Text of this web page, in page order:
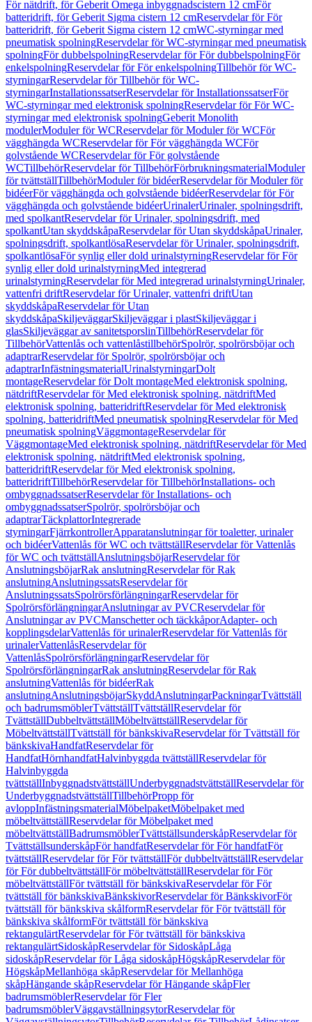
För nätdrift, för Geberit Omega inbyggnadscistern 12 cmFör
batteridrift, för Geberit Sigma cistern 12 cmReservdelar för För
batteridrift, för Geberit Sigma cistern 12 cmWC-styrningar med
pneumatisk spolningReservdelar för WC-styrningar med pneumatisk
spolningFör dubbelspolningReservdelar för För dubbelspolningFör
enkelspolningReservdelar för För enkelspolningTillbehör för WC-
styrningarReservdelar för Tillbehör för WC-
styrningarInstallationssatserReservdelar för InstallationssatserFör
WC-styrningar med elektronisk spolningReservdelar för För WC-
styrningar med elektronisk spolningGeberit Monolith
modulerModuler för WCReservdelar för Moduler för WCFör
vägghängda WCReservdelar för För vägghängda WCFör
golvstående WCReservdelar för För golvstående
WCTillbehörReservdelar för TillbehörFörbrukningsmaterialModuler
för tvättställTillbehörModuler för bidéerReservdelar för Moduler för
bidéerFör vägghängda och golvstående bidéerReservdelar för För
vägghängda och golvstående bidéerUrinalerUrinaler, spolningsdrift,
med spolkantReservdelar för Urinaler, spolningsdrift, med
spolkantUtan skyddskåpaReservdelar för Utan skyddskåpaUrinaler,
spolningsdrift, spolkantlösaReservdelar för Urinaler, spolningsdrift,
spolkantlösaFör synlig eller dold urinalstyrningReservdelar för För
synlig eller dold urinalstyrningMed integrerad
urinalstyrningReservdelar för Med integrerad urinalstyrningUrinaler,
vattenfri driftReservdelar för Urinaler, vattenfri driftUtan
skyddskåpaReservdelar för Utan
skyddskåpaSkiljeväggarSkiljeväggar i plastSkiljeväggar i
glasSkiljeväggar av sanitetsporslinTillbehörReservdelar för
TillbehörVattenlås och vattenlåstillbehörSpolrör, spolrörsböjar och
adaptrarReservdelar för Spolrör, spolrörsböjar och
adaptrarInfästningsmaterialUrinalstyrningarDolt
montageReservdelar för Dolt montageMed elektronisk spolning,
nätdriftReservdelar för Med elektronisk spolning, nätdriftMed
elektronisk spolning, batteridriftReservdelar för Med elektronisk
spolning, batteridriftMed pneumatisk spolningReservdelar för Med
pneumatisk spolningVäggmontageReservdelar för
VäggmontageMed elektronisk spolning, nätdriftReservdelar för Med
elektronisk spolning, nätdriftMed elektronisk spolning,
batteridriftReservdelar för Med elektronisk spolning,
batteridriftTillbehörReservdelar för TillbehörInstallations- och
ombyggnadssatserReservdelar för Installations- och
ombyggnadssatserSpolrör, spolrörsböjar och
adaptrarTäckplattorIntegrerade
styrningarFjärrkontrollerApparatanslutningar för toaletter, urinaler
och bidéerVattenlås för WC och tvättställReservdelar för Vattenlås
för WC och tvättställAnslutningsböjarReservdelar för
AnslutningsböjarRak anslutningReservdelar för Rak
anslutningAnslutningssatsReservdelar för
AnslutningssatsSpolrörsförlängningarReservdelar för
SpolrörsförlängningarAnslutningar av PVCReservdelar för
Anslutningar av PVCManschetter och täckkåporAdapter- och
kopplingsdelarVattenlås för urinalerReservdelar för Vattenlås för
urinalerVattenlåsReservdelar för
VattenlåsSpolrörsförlängningarReservdelar för
SpolrörsförlängningarRak anslutningReservdelar för Rak
anslutningVattenlås för bidéerRak
anslutningAnslutningsböjarSkyddAnslutningarPackningarTvättställ
och badrumsmöblerTvättställTvättställReservdelar för
TvättställDubbeltvättställMöbeltvättställReservdelar för
MöbeltvättställTvättställ för bänkskivaReservdelar för Tvättställ för
bänkskivaHandfatReservdelar för
HandfatHörnhandfatHalvinbyggda tvättställReservdelar för
Halvinbyggda
tvättställInbyggnadstvättställUnderbyggnadstvättställReservdelar för
UnderbyggnadstvättställTillbehörPropp för
avloppInfästningsmaterialMöbelpaketMöbelpaket med
möbeltvättställReservdelar för Möbelpaket med
möbeltvättställBadrumsmöblerTvättställsunderskåpReservdelar för
TvättställsunderskåpFör handfatReservdelar för För handfatFör
tvättställReservdelar för För tvättställFör dubbeltvättställReservdelar
för För dubbeltvättställFör möbeltvättställReservdelar för För
möbeltvättställFör tvättställ för bänkskivaReservdelar för För
tvättställ för bänkskivaBänkskivorReservdelar för BänkskivorFör
tvättställ för bänkskiva skålformReservdelar för För tvättställ för
bänkskiva skålformFör tvättställ för bänkskiva
rektangulärtReservdelar för För tvättställ för bänkskiva
rektangulärtSidoskåpReservdelar för SidoskåpLåga
sidoskåpReservdelar för Låga sidoskåpHögskåpReservdelar för
HögskåpMellanhöga skåpReservdelar för Mellanhöga
skåpHängande skåpReservdelar för Hängande skåpFler
badrumsmöblerReservdelar för Fler
badrumsmöblerVäggavställningsytorReservdelar för